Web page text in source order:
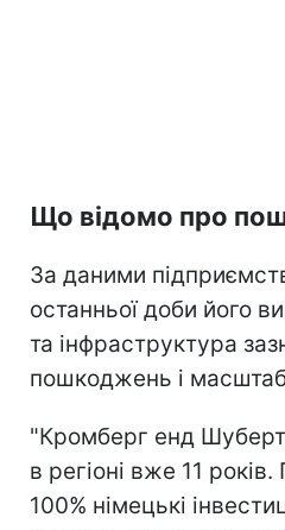
Що відомо про
За даними
останньої доби його
та інфраструктура
пошкоджень і
"Кромберг енд
в регіоні вже 11
100% німецькі